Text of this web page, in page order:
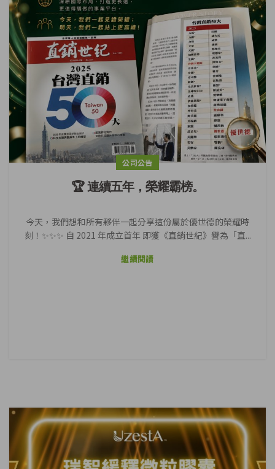
公司公告
🏆 連續五年，榮耀霸榜。
今天，我們想和所有夥伴一起分享這份屬於優世德的榮耀時
刻！✨✨✨ 自 2021 年成立首年 即獲《直銷世紀》譽為「直...
繼續閱讀